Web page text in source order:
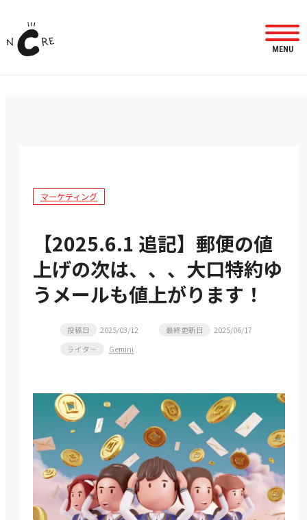
MENU
マーケティング
【2025.6.1 追記】郵便の値
上げの次は、、、大口特約ゆ
うメールも値上がります！
投稿日 2025/03/12 最終更新日
2025/06/17
ライター
Gemini